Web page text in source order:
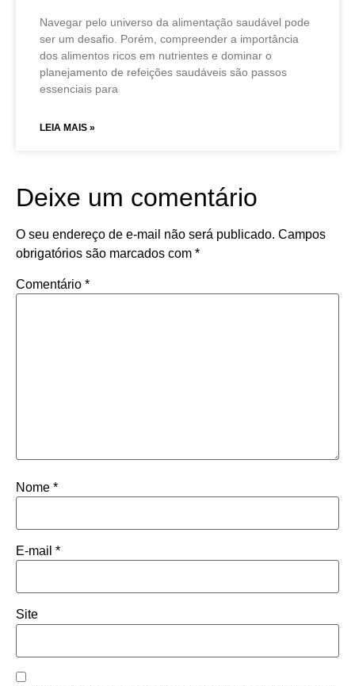
Navegar pelo universo da alimentação saudável pode
ser um desafio. Porém, compreender a importância
dos alimentos ricos em nutrientes e dominar o
planejamento de refeições saudáveis são passos
essenciais para
LEIA MAIS »
Deixe um comentário
O seu endereço de e-mail não será publicado. Campos
obrigatórios são marcados com *
Comentário *
Nome *
E-mail *
Site